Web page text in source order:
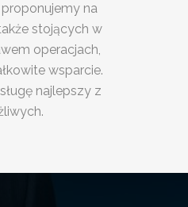
proponujemy na
stojących w
operacjach,
wsparcie.
najlepszy z